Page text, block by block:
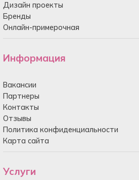
Дизайн проекты
Бренды
Онлайн-примерочная
Информация
Вакансии
Партнеры
Контакты
Отзывы
Политика конфиденциальности
Карта сайта
Услуги